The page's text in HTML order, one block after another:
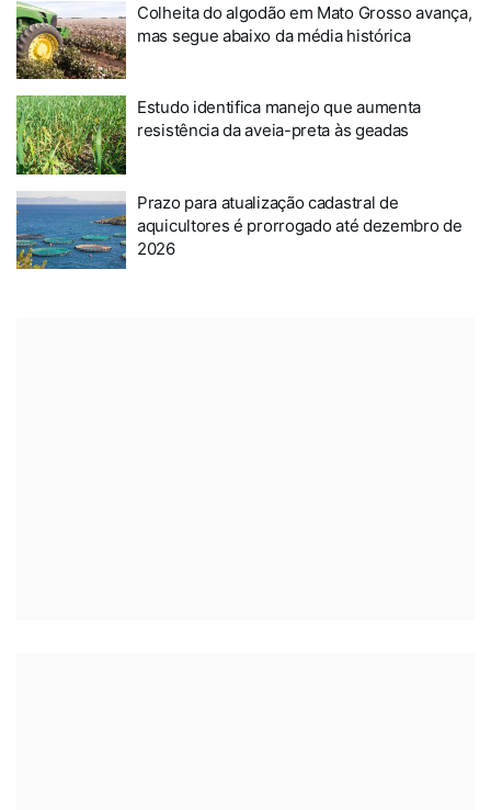
Colheita do algodão em Mato Grosso avança,
mas segue abaixo da média histórica
Estudo identifica manejo que aumenta
resistência da aveia-preta às geadas
Prazo para atualização cadastral de
aquicultores é prorrogado até dezembro de
2026